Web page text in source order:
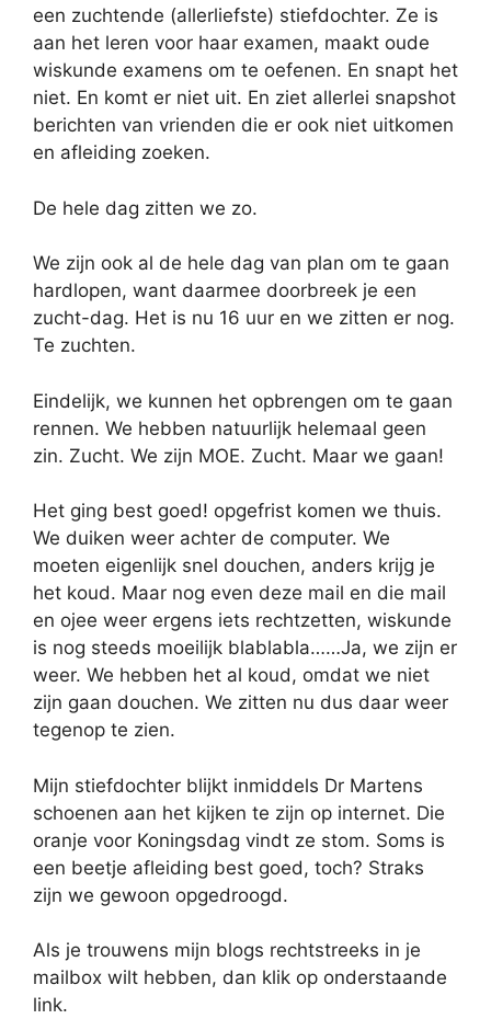
een zuchtende (allerliefste) stiefdochter. Ze is
aan het leren voor haar examen, maakt oude
wiskunde examens om te oefenen. En snapt het
niet. En komt er niet uit. En ziet allerlei snapshot
berichten van vrienden die er ook niet uitkomen
en afleiding zoeken.
De hele dag zitten we zo.
We zijn ook al de hele dag van plan om te gaan
hardlopen, want daarmee doorbreek je een
zucht-dag. Het is nu 16 uur en we zitten er nog.
Te zuchten.
Eindelijk, we kunnen het opbrengen om te gaan
rennen. We hebben natuurlijk helemaal geen
zin. Zucht. We zijn MOE. Zucht. Maar we gaan!
Het ging best goed! opgefrist komen we thuis.
We duiken weer achter de computer. We
moeten eigenlijk snel douchen, anders krijg je
het koud. Maar nog even deze mail en die mail
en ojee weer ergens iets rechtzetten, wiskunde
is nog steeds moeilijk blablabla……Ja, we zijn er
weer. We hebben het al koud, omdat we niet
zijn gaan douchen. We zitten nu dus daar weer
tegenop te zien.
Mijn stiefdochter blijkt inmiddels Dr Martens
schoenen aan het kijken te zijn op internet. Die
oranje voor Koningsdag vindt ze stom. Soms is
een beetje afleiding best goed, toch? Straks
zijn we gewoon opgedroogd.
Als je trouwens mijn blogs rechtstreeks in je
mailbox wilt hebben, dan klik op onderstaande
link.